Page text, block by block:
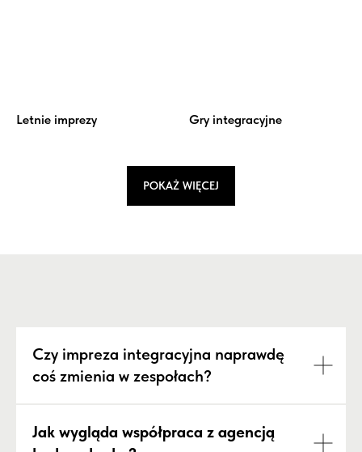
Letnie imprezy Gry integracyjne
POKAŻ WIĘCEJ
Czy impreza integracyjna naprawdę
coś zmienia w zespołach?
Jak wygląda współpraca z agencją